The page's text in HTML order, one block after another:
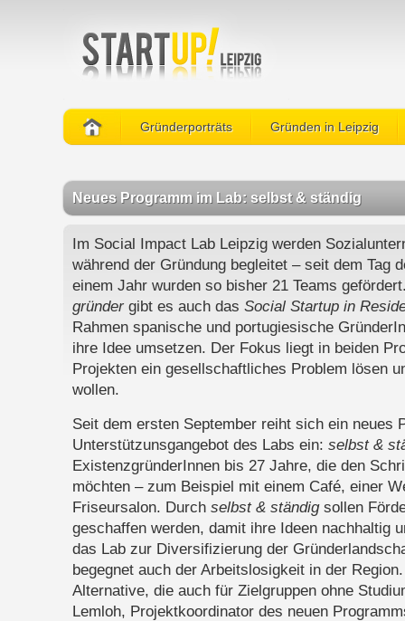
Gründerporträts Gründen in Leipzig
Neues Programm im Lab: selbst & ständig
Im Social Impact Lab Leipzig werden
während der Gründung begleitet – seit dem Tag
einem Jahr wurden so bisher 21 Teams
gründergibt es auch das Social Startup in
Rahmen spanische und portugiesische
ihre Idee umsetzen. Der Fokus liegt in beiden
Projekten ein gesellschaftliches Problem lösen
wollen.
Seit dem ersten September reiht sich ein neues
Unterstützunsgangebot des Labs ein: selbst &
ExistenzgründerInnen bis 27 Jahre, die den
möchten – zum Beispiel mit einem Café, einer
Friseursalon. Durch selbst & ständigsollen
geschaffen werden, damit ihre Ideen nachhaltig
das Lab zur Diversifizierung der
begegnet auch der Arbeitslosigkeit in der
Alternative, die auch für Zielgruppen ohne
Lemloh, Projektkoordinator des neuen